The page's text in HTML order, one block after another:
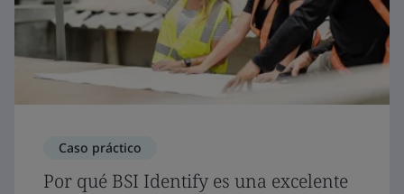
Caso práctico
Por qué BSI Identify es una excelente